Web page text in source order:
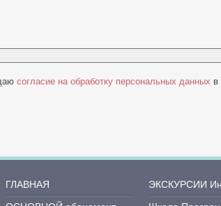
согласие на обработку персональных данных в
ГЛАВНАЯ
ЭКСКУРСИИ